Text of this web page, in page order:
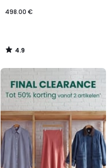
498.00 €
4.9
/
FINAL
CLEARANCE